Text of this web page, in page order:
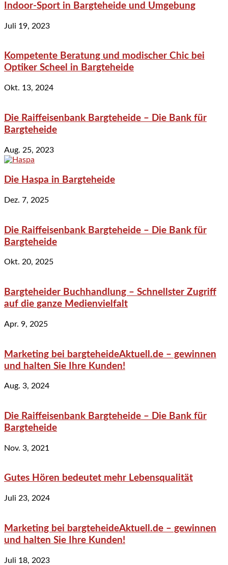
Indoor-Sport in Bargteheide und Umgebung
Juli 19, 2023
Kompetente Beratung und modischer Chic bei
Optiker Scheel in Bargteheide
Okt. 13, 2024
Die Raiffeisenbank Bargteheide – Die Bank für
Bargteheide
Aug. 25, 2023
Die Haspa in Bargteheide
Dez. 7, 2025
Die Raiffeisenbank Bargteheide – Die Bank für
Bargteheide
Okt. 20, 2025
Bargteheider Buchhandlung – Schnellster Zugriff
auf die ganze Medienvielfalt
Apr. 9, 2025
Marketing bei bargteheideAktuell.de – gewinnen
und halten Sie Ihre Kunden!
Aug. 3, 2024
Die Raiffeisenbank Bargteheide – Die Bank für
Bargteheide
Nov. 3, 2021
Gutes Hören bedeutet mehr Lebensqualität
Juli 23, 2024
Marketing bei bargteheideAktuell.de – gewinnen
und halten Sie Ihre Kunden!
Juli 18, 2023